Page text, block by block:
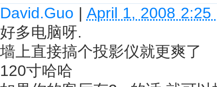
David.Guo | April 1, 2008 2:25
好多电脑呀.
墙上直接搞个投影仪就更爽了
120寸哈哈